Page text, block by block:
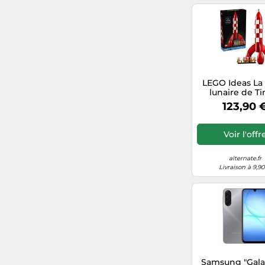
LEGO Ideas
lunaire de
Jouets
123,90
Voir
alternate.fr
Livraison à
Samsung